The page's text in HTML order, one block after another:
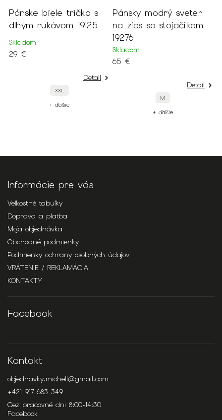
s
Pánsky modrý sveter
na zips so stojačikom
Pánske hnedosivé
oblekové sako
Informácie pre vás
Veľkostné tabuľky
Doprava a platba
Moja objednávka
Obchodné podmienky
Podmienky ochrany osobných údajov
VRÁTENIE / REKLAMÁCIA
KONTAKTY
Facebook
Kontakt
objednavky.michell@gmail.com
+421 917 683 349
Cez pracovné dni 8:00-14:30
Facebook